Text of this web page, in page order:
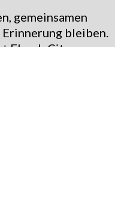
gemeinsamen
bleiben.
Flasch City.